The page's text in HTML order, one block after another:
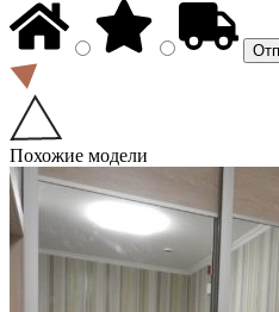
Похожие модели